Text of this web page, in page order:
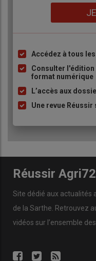
Liste
à
puce
Accédez à tous
Consulter l'édition
format numérique
L’accès aux
Une revue
Réussir Agri72
Site dédié aux actualités
de la Sarthe. Retrouvez
vidéos sur l’ensemble